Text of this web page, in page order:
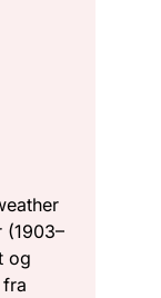
(1903–
og